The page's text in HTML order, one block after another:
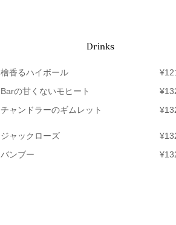
Drinks
檜香るハイボール
Barの甘くないモヒート
チャンドラーのギムレット
ジャックローズ
バンブー